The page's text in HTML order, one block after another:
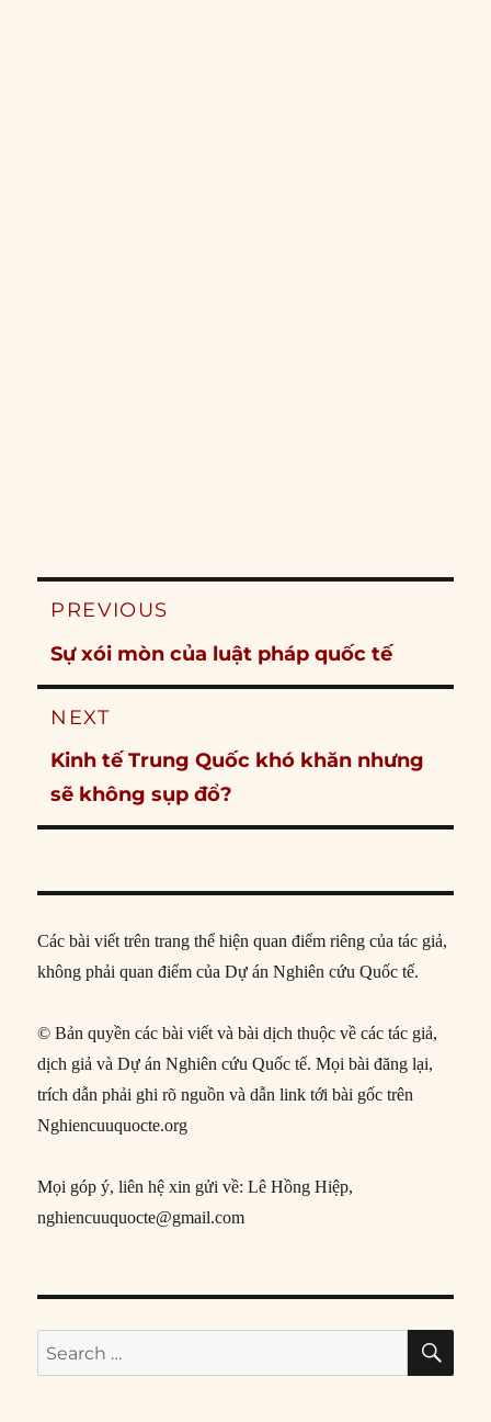
Post
PREVIOUS
Previous
post:
Sự xói mòn của luật pháp quốc tế
NEXT
Next
post:
Kinh tế Trung Quốc khó khăn nhưng
sẽ không sụp đổ?
Các bài viết trên trang thể hiện quan điểm riêng của tác giả,
không phải quan điểm của Dự án Nghiên cứu Quốc tế.
© Bản quyền các bài viết và bài dịch thuộc về các tác giả,
dịch giả và Dự án Nghiên cứu Quốc tế. Mọi bài đăng lại,
trích dẫn phải ghi rõ nguồn và dẫn link tới bài gốc trên
Nghiencuuquocte.org
Mọi góp ý, liên hệ xin gửi về: Lê Hồng Hiệp,
nghiencuuquocte@gmail.com
Search
for: